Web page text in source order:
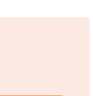
環境により実際の色味と
は売り違いにより欠品が発
ていただく場合がございま
。